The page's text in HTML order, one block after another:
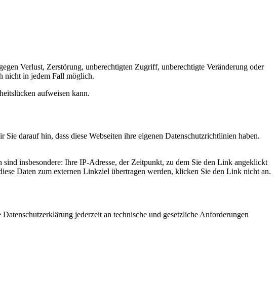
Verlust, Zerstörung, unberechtigten Zugriff, unberechtigte Veränderung oder
nicht in jedem Fall möglich.
aufweisen kann.
darauf hin, dass diese Webseiten ihre eigenen Datenschutzrichtlinien haben.
insbesondere: Ihre IP-Adresse, der Zeitpunkt, zu dem Sie den Link angeklickt
Daten zum externen Linkziel übertragen werden, klicken Sie den Link nicht an.
jederzeit an technische und gesetzliche Anforderungen